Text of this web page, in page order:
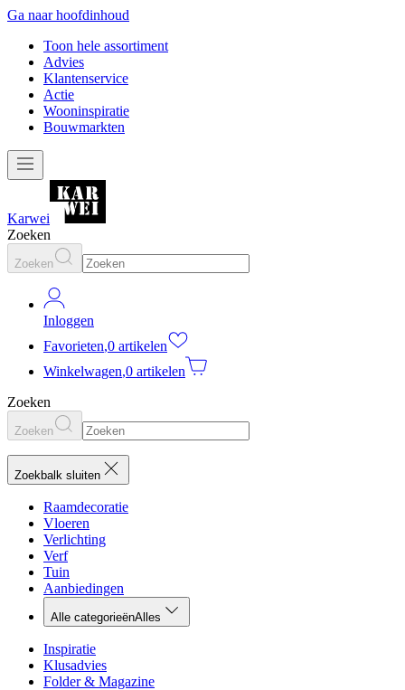
Ga naar hoofdinhoud
Toon hele assortiment
Advies
Klantenservice
Actie
Wooninspiratie
Bouwmarkten
Karwei
Zoeken
Zoeken
Inloggen
Favorieten,0 artikelen
Winkelwagen,0 artikelen
Zoeken
Zoeken
Zoekbalk sluiten
Raamdecoratie
Vloeren
Verlichting
Verf
Tuin
Aanbiedingen
Alle categorieënAlles
Inspiratie
Klusadvies
Folder & Magazine